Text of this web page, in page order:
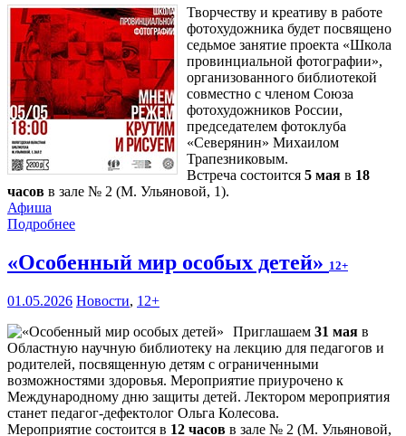
Творчеству и креативу в работе
фотохудожника будет посвящено
седьмое занятие проекта «Школа
провинциальной фотографии»,
организованного библиотекой
совместно с членом Союза
фотохудожников России,
председателем фотоклуба
«Северянин» Михаилом
Трапезниковым.
Встреча состоится 5 мая в 18
часов в зале № 2 (М. Ульяновой, 1).
Афиша
Подробнее
«Особенный мир особых детей» 12+
01.05.2026 Новости, 12+
Приглашаем 31 мая в
Областную научную библиотеку на лекцию для педагогов и
родителей, посвященную детям с ограниченными
возможностями здоровья. Мероприятие приурочено к
Международному дню защиты детей. Лектором мероприятия
станет педагог-дефектолог Ольга Колесова.
Мероприятие состоится в 12 часов в зале № 2 (М. Ульяновой,